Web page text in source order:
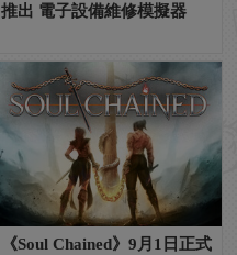
推出 電子設備維修模擬器
《Soul Chained》9月1日正式